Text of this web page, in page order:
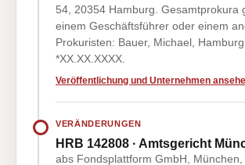
54, 20354 Hamburg. Gesamtprokura
einem Geschäftsführer oder einem
Prokuristen: Bauer, Michael, Hamburg,
*XX.XX.XXXX.
Veröffentlichung und Unternehmen
VERÄNDERUNGEN
HRB 142808 · Amtsgericht
abs Fondsplattform GmbH, München,